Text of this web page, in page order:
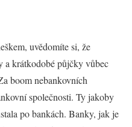
uvědomíte si, že
a krátkodobé půjčky vůbec
boom nebankovních
společnosti. Ty jakoby
po bankách. Banky, jak je